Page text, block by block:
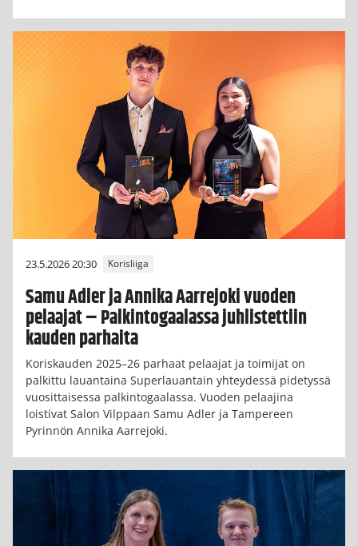
23.5.2026 20:30 Korisliiga
Samu Adler ja Annika Aarrejoki vuoden
pelaajat – Palkintogaalassa juhlistettiin
kauden parhaita
Koriskauden 2025–26 parhaat pelaajat ja toimijat on
palkittu lauantaina Superlauantain yhteydessä pidetyssä
vuosittaisessa palkintogaalassa. Vuoden pelaajina
loistivat Salon Vilppaan Samu Adler ja Tampereen
Pyrinnön Annika Aarrejoki.